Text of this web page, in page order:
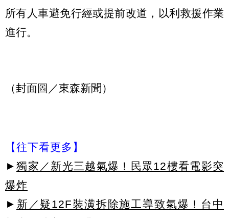
所有人車避免行經或提前改道，以利救援作業
進行。
（封面圖／東森新聞）
【往下看更多】
► 獨家／新光三越氣爆！民眾12樓看電影突
爆炸
► 新／疑12F裝潢拆除施工導致氣爆！台中